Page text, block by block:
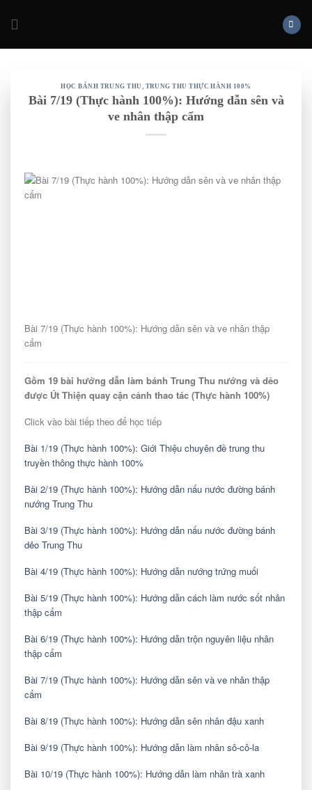
HỌC BÁNH TRUNG THU TRUNG THU THỰC HÀNH 100%
Bài 7/19 (Thực hành 100%): Hướng dẫn sên và
ve nhân thập cẩm
Bài 7/19 (Thực hành 100%): Hướng dẫn sên và ve nhân thập
cẩm
Gồm 19 bài hướng dẫn làm bánh Trung Thu nướng và dẻo
được Út Thiện quay cận cảnh thao tác (Thực hành 100%)
Click vào bài tiếp theo để học tiếp
Bài 1/19 (Thực hành 100%): Giới Thiệu chuyên đề trung thu
truyền thông thực hành 100%
Bài 2/19 (Thực hành 100%): Hướng dẫn nấu nước đường bánh
nướng Trung Thu
Bài 3/19 (Thực hành 100%): Hướng dẫn nấu nước đường bánh
dẻo Trung Thu
Bài 4/19 (Thực hành 100%): Hướng dẫn nướng trứng muối
Bài 5/19 (Thực hành 100%): Hướng dẫn cách làm nước sốt nhân
thập cẩm
Bài 6/19 (Thực hành 100%): Hướng dẫn trộn nguyên liệu nhân
thập cẩm
Bài 7/19 (Thực hành 100%): Hướng dẫn sên và ve nhân thập
cẩm
Bài 8/19 (Thực hành 100%): Hướng dẫn sên nhân đậu xanh
Bài 9/19 (Thực hành 100%): Hướng dẫn làm nhân sô-cô-la
Bài 10/19 (Thực hành 100%): Hướng dẫn làm nhân trà xanh